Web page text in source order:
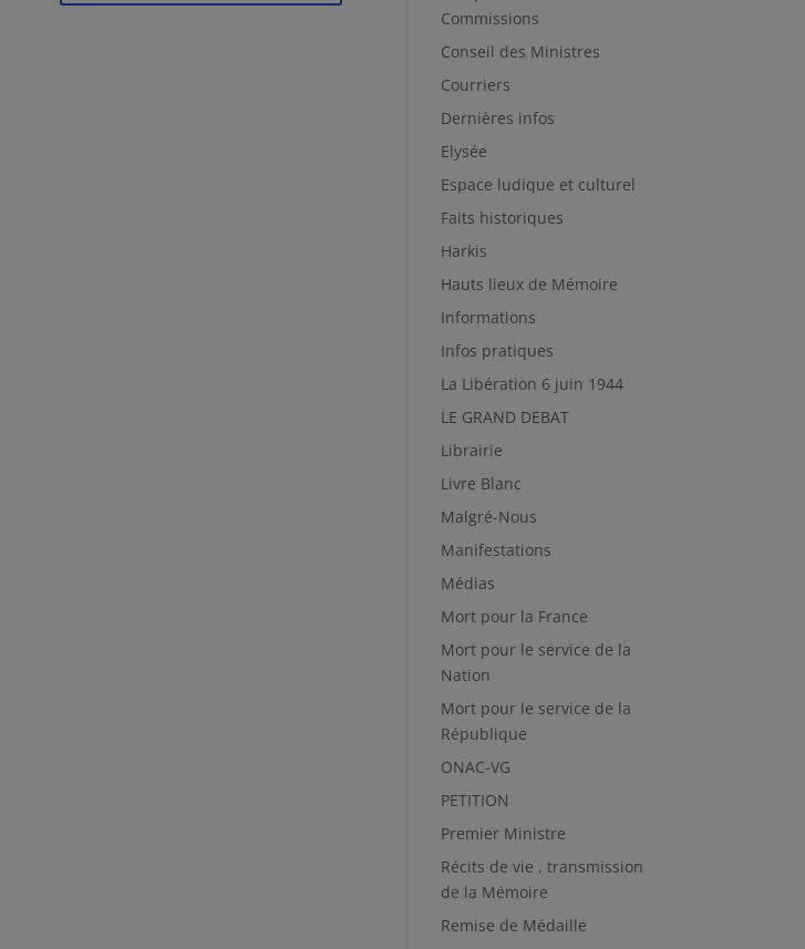
Commissions
Conseil des Ministres
Courriers
Dernières infos
Elysée
Espace ludique et culturel
Faits historiques
Harkis
Hauts lieux de Mémoire
Informations
Infos pratiques
La Libération 6 juin 1944
LE GRAND DEBAT
Librairie
Livre Blanc
Malgré-Nous
Manifestations
Médias
Mort pour la France
Mort pour le service de la
Nation
Mort pour le service de la
République
ONAC-VG
PETITION
Premier Ministre
Récits de vie , transmission
de la Mémoire
Remise de Médaille